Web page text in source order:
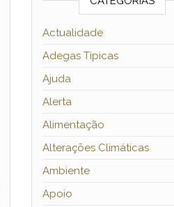
Actualidade
Adegas Típicas
Ajuda
Alerta
Alimentação
Alterações Climáticas
Ambiente
Apoio